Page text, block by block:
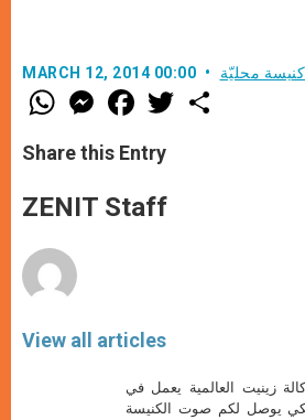
MARCH 12, 2014 00:00 كنيسة محليّة
W
h
t
s
p
p
M
e
s
e
g
e
F
a
e
b
o
k
w
Share this Entry
ZENIT Staff
View all articles
زينيت العالمية يعمل في
يوصل لكم صوت الكنيسة